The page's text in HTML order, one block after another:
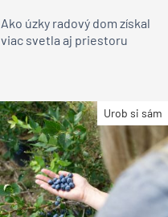
Ako úzky radový dom získal
viac svetla aj priestoru
Urob si sám